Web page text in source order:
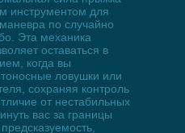
инструментом для
по случайно
Эта механика
оставаться в
когда вы
ловушки или
сохраняя контроль
от нестабильных
вас за границы